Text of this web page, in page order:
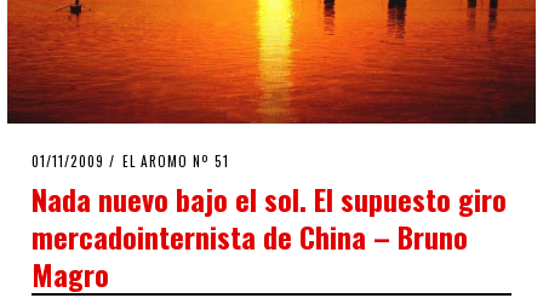
POSTED
01/11/2009 25/03/2020
EL AROMO Nº 51
Nada nuevo bajo el sol. El supuesto giro
mercadointernista de China – Bruno
Magro